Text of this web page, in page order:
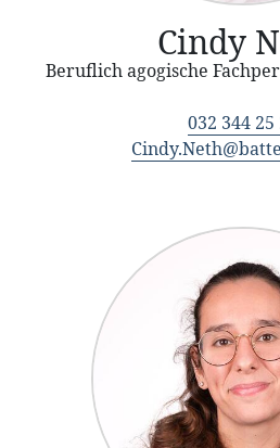
Cindy
Beruflich agogische
032 344 25